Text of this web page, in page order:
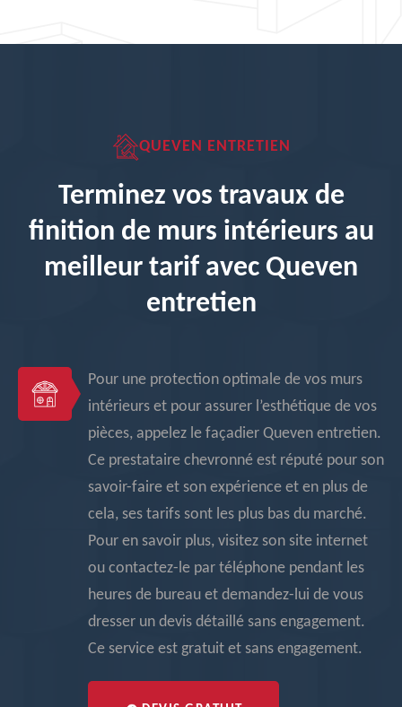
QUEVEN ENTRETIEN
Terminez vos travaux de
finition de murs intérieurs au
meilleur tarif avec Queven
entretien
Pour une protection optimale de vos murs
intérieurs et pour assurer l’esthétique de vos
pièces, appelez le façadier Queven entretien.
Ce prestataire chevronné est réputé pour son
savoir-faire et son expérience et en plus de
cela, ses tarifs sont les plus bas du marché.
Pour en savoir plus, visitez son site internet
ou contactez-le par téléphone pendant les
heures de bureau et demandez-lui de vous
dresser un devis détaillé sans engagement.
Ce service est gratuit et sans engagement.